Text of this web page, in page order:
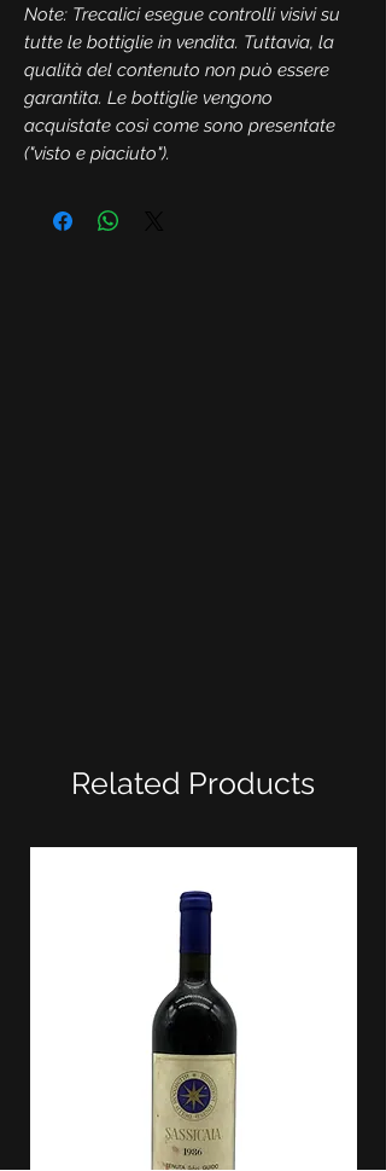
Note: Trecalici esegue controlli visivi su
tutte le bottiglie in vendita. Tuttavia, la
qualità del contenuto non può essere
garantita. Le bottiglie vengono
acquistate così come sono presentate
("visto e piaciuto").
Related Products